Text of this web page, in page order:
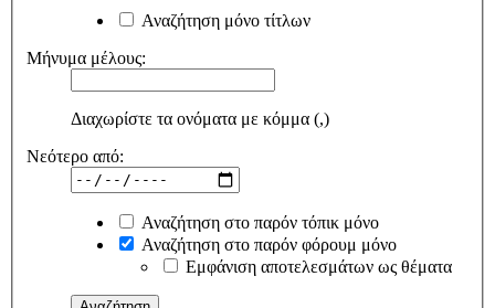
Αναζήτηση μόνο τίτλων
Μήνυμα μέλους:
Διαχωρίστε τα ονόματα με κόμμα (,)
Νεότερο από:
Αναζήτηση στο παρόν τόπικ μόνο
Αναζήτηση στο παρόν φόρουμ μόνο
Εμφάνιση αποτελεσμάτων ως θέματα